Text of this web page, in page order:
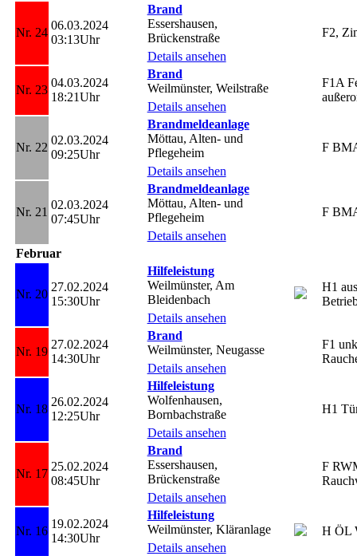
Nr. 24
06.03.2024
03:13Uhr
Brand
Essershausen,
Brückenstraße
Details ansehen
F2,
Nr. 23
04.03.2024
18:21Uhr
Brand
Weilmünster, Weilstraße
Details ansehen
F1A
Nr. 22
02.03.2024
09:25Uhr
Brandmeldeanlage
Möttau, Alten- und
Pflegeheim
Details ansehen
F
Nr. 21
02.03.2024
07:45Uhr
Brandmeldeanlage
Möttau, Alten- und
Pflegeheim
Details ansehen
F
Februar
Nr. 20
27.02.2024
15:30Uhr
Hilfeleistung
Weilmünster, Am
Bleidenbach
Details ansehen
H1
Nr. 19
27.02.2024
14:30Uhr
Brand
Weilmünster, Neugasse
Details ansehen
F1
Nr. 18
26.02.2024
12:25Uhr
Hilfeleistung
Wolfenhausen,
Bornbachstraße
Details ansehen
H1
Nr. 17
25.02.2024
08:45Uhr
Brand
Essershausen,
Brückenstraße
Details ansehen
F
Nr. 16
19.02.2024
14:30Uhr
Hilfeleistung
Weilmünster, Kläranlage
Details ansehen
H ÖL